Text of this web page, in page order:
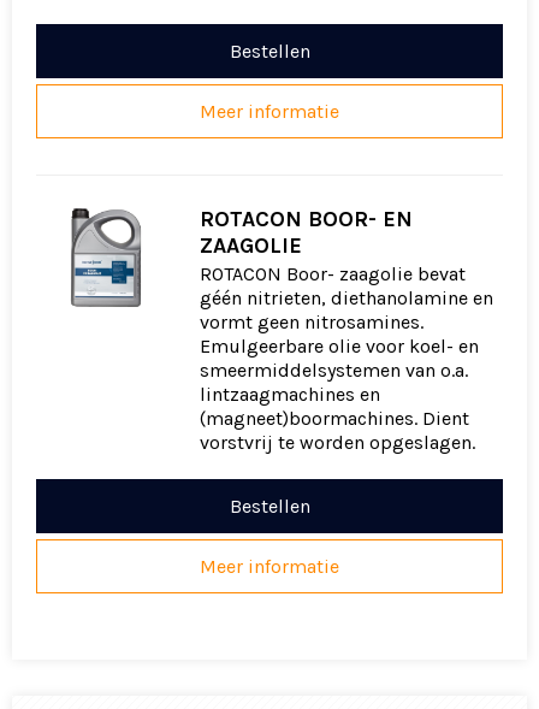
Bestellen
Meer informatie
ROTACON BOOR- EN
ZAAGOLIE
ROTACON Boor- zaagolie bevat
géén nitrieten, diethanolamine en
vormt geen nitrosamines.
Emulgeerbare olie voor koel- en
smeermiddelsystemen van o.a.
lintzaagmachines en
(magneet)boormachines. Dient
vorstvrij te worden opgeslagen.
Bestellen
Meer informatie